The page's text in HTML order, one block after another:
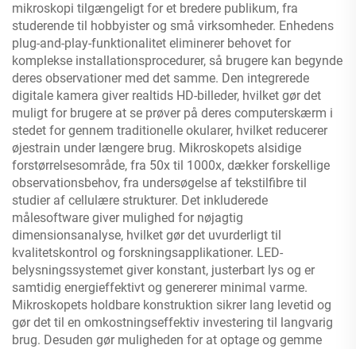
mikroskopi tilgængeligt for et bredere publikum, fra
studerende til hobbyister og små virksomheder. Enhedens
plug-and-play-funktionalitet eliminerer behovet for
komplekse installationsprocedurer, så brugere kan begynde
deres observationer med det samme. Den integrerede
digitale kamera giver realtids HD-billeder, hvilket gør det
muligt for brugere at se prøver på deres computerskærm i
stedet for gennem traditionelle okularer, hvilket reducerer
øjestrain under længere brug. Mikroskopets alsidige
forstørrelsesområde, fra 50x til 1000x, dækker forskellige
observationsbehov, fra undersøgelse af tekstilfibre til
studier af cellulære strukturer. Det inkluderede
målesoftware giver mulighed for nøjagtig
dimensionsanalyse, hvilket gør det uvurderligt til
kvalitetskontrol og forskningsapplikationer. LED-
belysningssystemet giver konstant, justerbart lys og er
samtidig energieffektivt og genererer minimal varme.
Mikroskopets holdbare konstruktion sikrer lang levetid og
gør det til en omkostningseffektiv investering til langvarig
brug. Desuden gør muligheden for at optage og gemme